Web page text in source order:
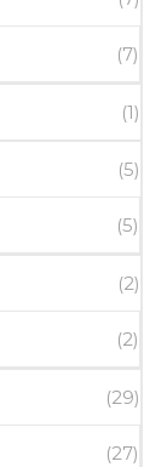
(7)
(1)
(5)
(5)
(2)
(2)
(29)
(27)